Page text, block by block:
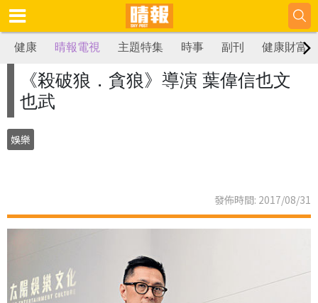
健康 晴報電視 主題特集 時事 副刊 健康財富
《殺破狼．貪狼》導演 葉偉信也文
也武
娛樂
發佈時間: 2017/08/31